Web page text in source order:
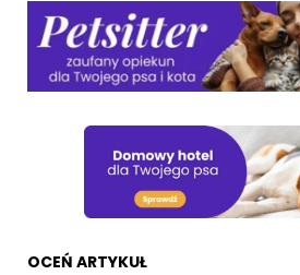
OCEŃ ARTYKUŁ